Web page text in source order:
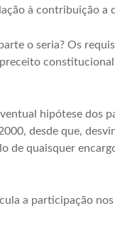
à contribuição a
o seria? Os
hipótese dos
desde que,
de quaisquer
a participação